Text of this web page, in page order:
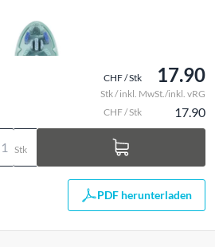
CHF / Stk 17.90
Stk / inkl. MwSt./inkl. vRG
CHF / Stk 17.90
Stk
PDF herunterladen